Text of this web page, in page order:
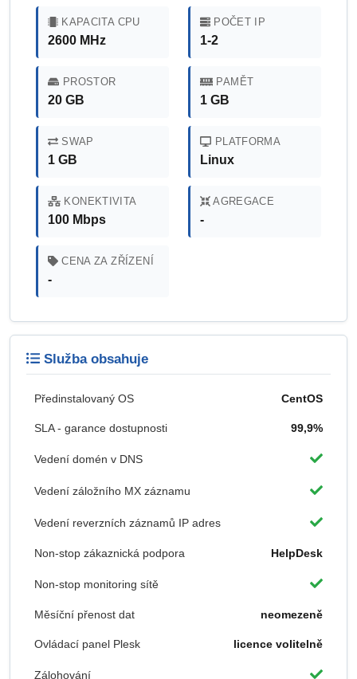
KAPACITA CPU
2600 MHz
POČET IP
1-2
PROSTOR
20 GB
PAMĚT
1 GB
SWAP
1 GB
PLATFORMA
Linux
KONEKTIVITA
100 Mbps
AGREGACE
-
CENA ZA ZŘÍZENÍ
-
Služba obsahuje
Předinstalovaný OS CentOS
SLA - garance dostupnosti 99,9%
Vedení domén v DNS
Vedení záložního MX záznamu
Vedení reverzních záznamů IP adres
Non-stop zákaznická podpora HelpDesk
Non-stop monitoring sítě
Měsíční přenost dat neomezeně
Ovládací panel Plesk licence volitelně
Zálohování